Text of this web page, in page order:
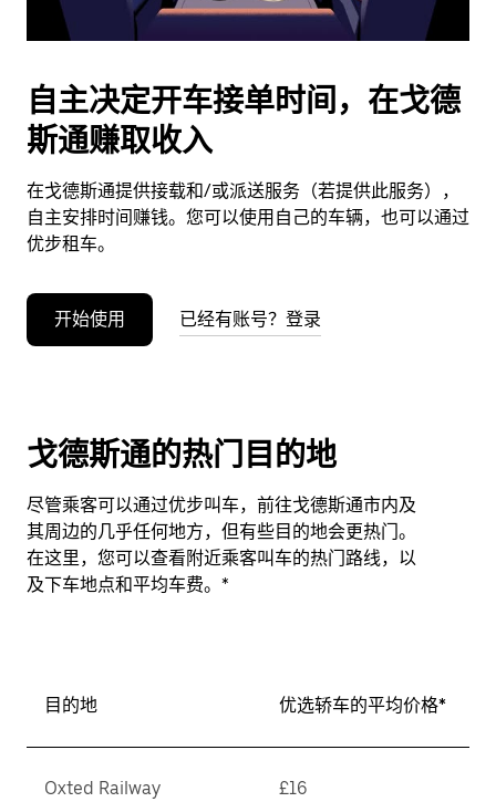
闭
日
历。
自主决定开车接单时间，在戈德
斯通赚取收入
在戈德斯通提供接载和/或派送服务（若提供此服务），
自主安排时间赚钱。您可以使用自己的车辆，也可以通过
优步租车。
开始使用 已经有账号？登录
戈德斯通的热门目的地
尽管乘客可以通过优步叫车，前往戈德斯通市内及
其周边的几乎任何地方，但有些目的地会更热门。
在这里，您可以查看附近乘客叫车的热门路线，以
及下车地点和平均车费。*
目的地 优选轿车的平均价格*
Oxted Railway
£16